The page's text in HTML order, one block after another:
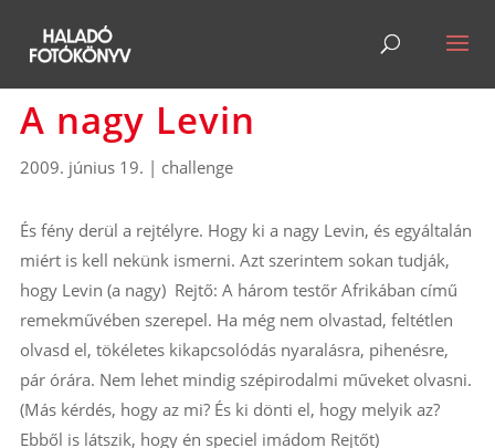
A nagy Levin
2009. június 19. | challenge
És fény derül a rejtélyre. Hogy ki a nagy Levin, és egyáltalán
miért is kell nekünk ismerni. Azt szerintem sokan tudják,
hogy Levin (a nagy) Rejtő: A három testőr Afrikában című
remekművében szerepel. Ha még nem olvastad, feltétlen
olvasd el, tökéletes kikapcsolódás nyaralásra, pihenésre,
pár órára. Nem lehet mindig szépirodalmi műveket olvasni.
(Más kérdés, hogy az mi? És ki dönti el, hogy melyik az?
Ebből is látszik, hogy én speciel imádom Rejtőt)